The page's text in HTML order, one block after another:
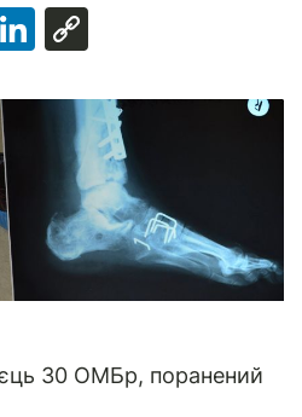
30 ОМБр, поранений